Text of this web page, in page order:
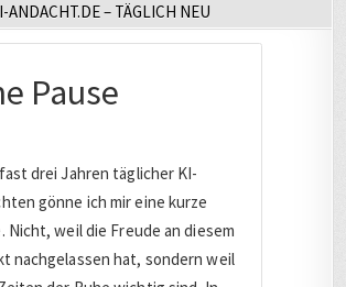
ANDACHT.DE – TÄGLICH NEU